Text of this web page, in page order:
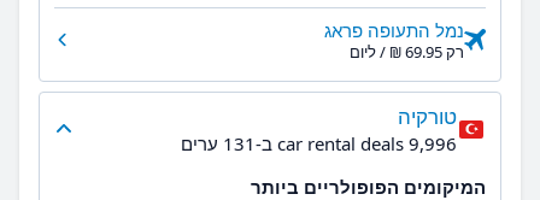
נמל התעופה פראג
רק ‏69.95 ‏₪ / ליום
טורקיה
9,996 car rental deals ב-131 ערים
המיקומים הפופולריים ביותר